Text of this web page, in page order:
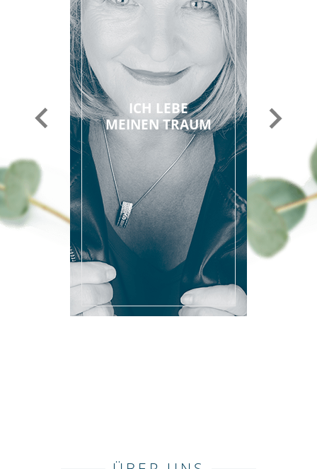
ICH LEBE
MEINEN TRAUM
Vorheriger Nächster